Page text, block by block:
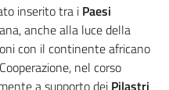
inserito tra i Paesi
anche alla luce della
con il continente africano
nel corso
a supporto dei Pilastri